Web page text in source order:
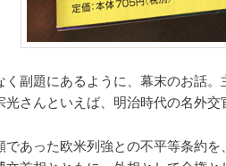
く副題にあるように、幕末のお話
さんといえば、明治時代の名外交
であった欧米列強との不平等条約